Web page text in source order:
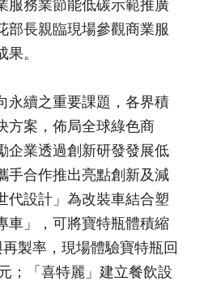
服務業節能低碳示範推廣
部長親臨現場參觀商業服
。
永續之重要課題，各界積
方案，佈局全球綠色商
企業透過創新研發發展低
手合作推出亮點創新及減
代設計」為改裝車結合塑
車」，可將寶特瓶體積縮
製率，現場體驗寶特瓶回
；「喜特麗」建立餐飲設